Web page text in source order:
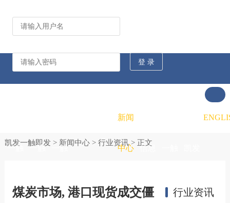
一触 一触 一触
新闻
中心 信息
凯发一触即发> 新闻中心> 行业资讯> 正文
煤炭市场, 港口现货成交僵
行业资讯